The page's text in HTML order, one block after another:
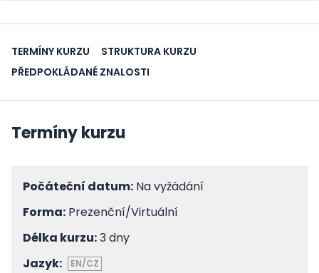
TERMÍNY KURZU
STRUKTURA KURZU
PŘEDPOKLÁDANÉ ZNALOSTI
Termíny kurzu
Počáteční datum: Na vyžádání
Forma: Prezenční/Virtuální
Délka kurzu:3 dny
Jazyk:
EN/CZ